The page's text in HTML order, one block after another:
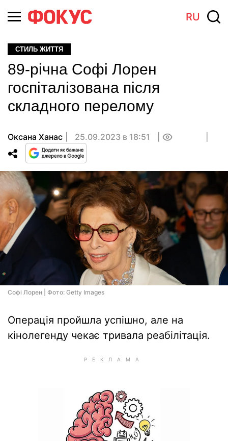
RU
СТИЛЬ ЖИТТЯ
89-річна Софі Лорен
госпіталізована після
складного перелому
Оксана Ханас 25.09.2023 в 18:51
Софі Лорен | Фото: Getty Images
Операція пройшла успішно, але на
кінолегенду чекає тривала реабілітація.